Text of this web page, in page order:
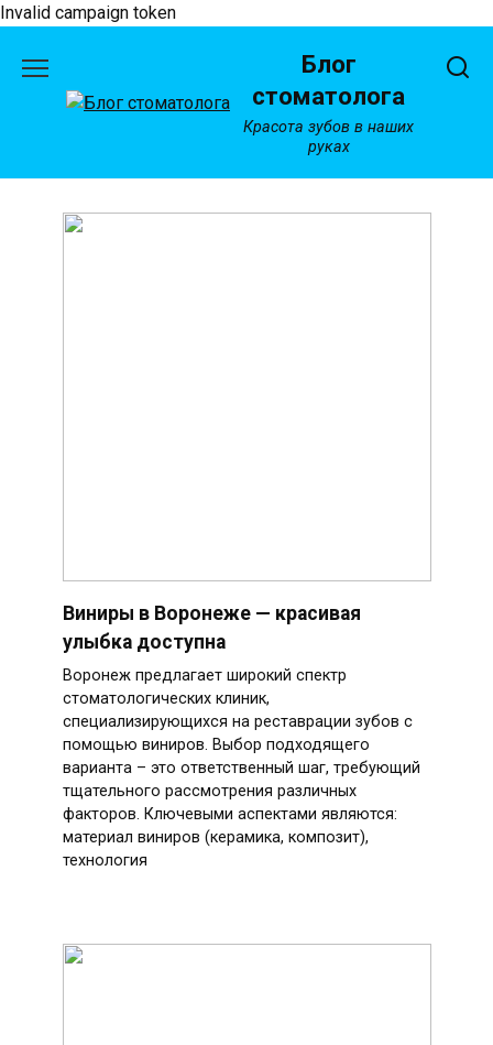
Invalid campaign token
содержанию
Блог
стоматолога
Красота зубов в наших
руках
Виниры в Воронеже — красивая
улыбка доступна
Воронеж предлагает широкий спектр
стоматологических клиник,
специализирующихся на реставрации зубов с
помощью виниров. Выбор подходящего
варианта – это ответственный шаг, требующий
тщательного рассмотрения различных
факторов. Ключевыми аспектами являются:
материал виниров (керамика, композит),
технология